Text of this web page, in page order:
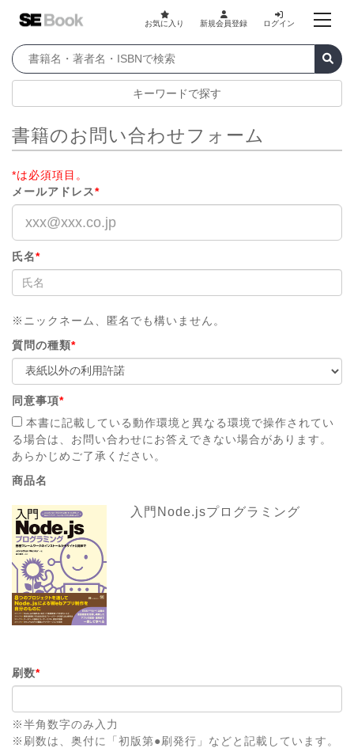
お気に入り 新規会員登録 ログイン
キーワードで探す
書籍のお問い合わせフォーム
*は必須項目。
メールアドレス*
氏名*
※ニックネーム、匿名でも構いません。
質問の種類*
同意事項*
本書に記載している動作環境と異なる環境で操作されてい
る場合は、お問い合わせにお答えできない場合があります。
あらかじめご了承ください。
商品名
入門Node.jsプログラミング
刷数*
※半角数字のみ入力
※刷数は、奥付に「初版第●刷発行」などと記載しています。